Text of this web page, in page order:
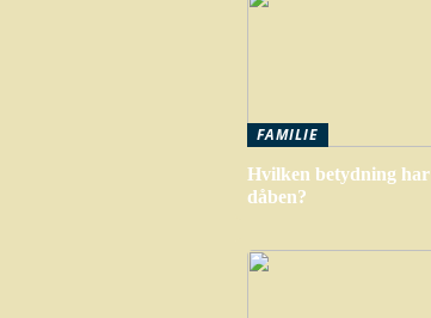
FAMILIE
Hvilken betydning har
dåben?